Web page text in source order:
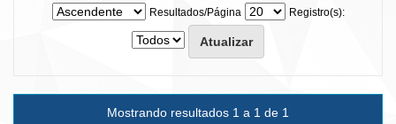
Resultados/Página
Registro(s):
Mostrando resultados 1 a 1 de 1